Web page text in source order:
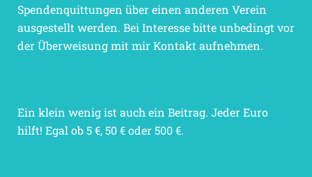
Spendenquittungen über einen anderen Verein
ausgestellt werden. Bei Interesse bitte unbedingt vor
der Überweisung mit mir Kontakt aufnehmen.
Ein klein wenig ist auch ein Beitrag. Jeder Euro
hilft! Egal ob 5 €, 50 € oder 500 €.